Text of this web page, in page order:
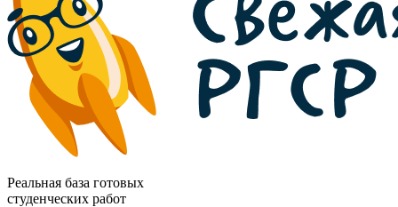
Реальная база готовых
студенческих работ